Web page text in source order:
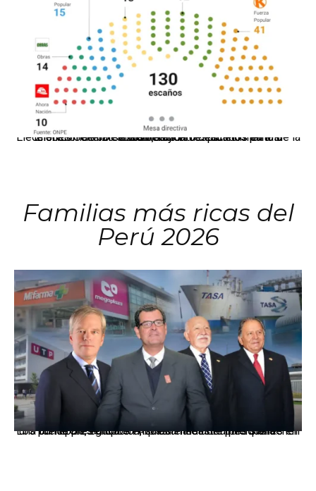
El JNE oficializó la distribución de escaños para la elección de 60 senadores y 130 diputados en las Elecciones Generales 2026, tras el restablecimiento de la Bicameralidad.
Familias más ricas del
Perú 2026
Los principales grupos empresariales del país mantienen una fuerte presencia en Áncash mediante inversiones en comercio, educación, salud e industria pesquera.